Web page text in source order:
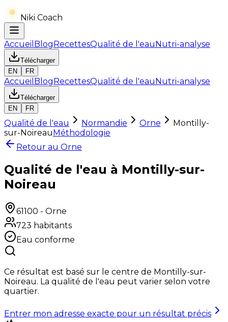
Niki Coach
Accueil BlogRecettesQualité de l'eauNutri-analyse
Télécharger
EN
FR
Accueil BlogRecettesQualité de l'eauNutri-analyse
Télécharger
EN
FR
Qualité de l'eau Normandie Orne
Montilly-
sur-NoireauMéthodologie
Retour au Orne
Qualité de l'eau à Montilly-sur-
Noireau
61100 - Orne
723 habitants
Eau conforme
Ce résultat est basé sur le centre de Montilly-sur-
Noireau. La qualité de l'eau peut varier selon votre
quartier.
Entrer mon adresse exacte pour un résultat précis